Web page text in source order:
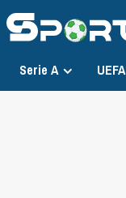
Serie A UEFA